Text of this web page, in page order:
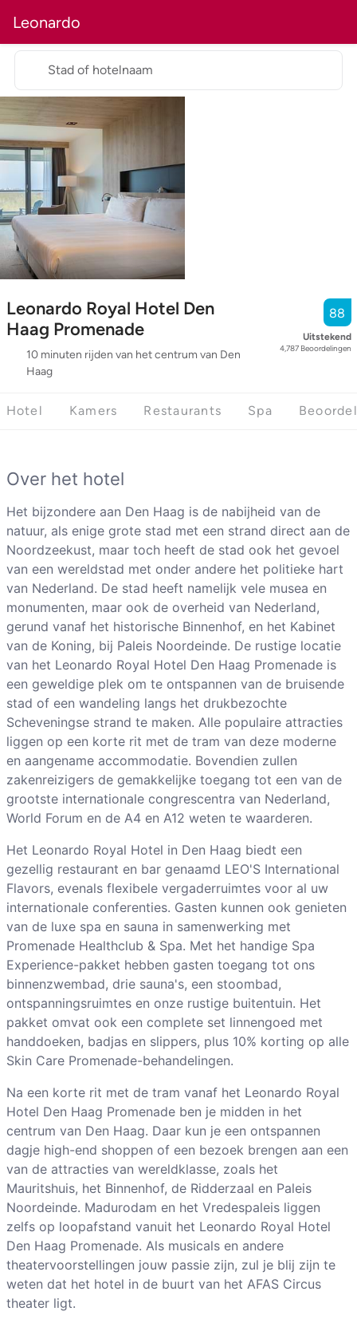
Leonardo
Leonardo Royal Hotel Den
Haag Promenade
10 minuten rijden van het centrum van Den
Haag
88
Uitstekend
4,787 Beoordelingen
Stad of hotelnaam
Hotel Kamers Restaurants Spa
Over het hotel
Het bijzondere aan Den Haag is de nabijheid van de
natuur, als enige grote stad met een strand direct aan de
Noordzeekust, maar toch heeft de stad ook het gevoel
van een wereldstad met onder andere het politieke hart
van Nederland. De stad heeft namelijk vele musea en
monumenten, maar ook de overheid van Nederland,
gerund vanaf het historische Binnenhof, en het Kabinet
van de Koning, bij Paleis Noordeinde. De rustige locatie
van het Leonardo Royal Hotel Den Haag Promenade is
een geweldige plek om te ontspannen van de bruisende
stad of een wandeling langs het drukbezochte
Scheveningse strand te maken. Alle populaire attracties
liggen op een korte rit met de tram van deze moderne
en aangename accommodatie. Bovendien zullen
zakenreizigers de gemakkelijke toegang tot een van de
grootste internationale congrescentra van Nederland,
World Forum en de A4 en A12 weten te waarderen.
Het Leonardo Royal Hotel in Den Haag biedt een
gezellig restaurant en bar genaamd LEO'S International
Flavors, evenals flexibele vergaderruimtes voor al uw
internationale conferenties. Gasten kunnen ook genieten
van de luxe spa en sauna in samenwerking met
Promenade Healthclub & Spa. Met het handige Spa
Experience-pakket hebben gasten toegang tot ons
binnenzwembad, drie sauna's, een stoombad,
ontspanningsruimtes en onze rustige buitentuin. Het
pakket omvat ook een complete set linnengoed met
handdoeken, badjas en slippers, plus 10% korting op alle
Skin Care Promenade-behandelingen.
Na een korte rit met de tram vanaf het Leonardo Royal
Hotel Den Haag Promenade ben je midden in het
centrum van Den Haag. Daar kun je een ontspannen
dagje high-end shoppen of een bezoek brengen aan een
van de attracties van wereldklasse, zoals het
Mauritshuis, het Binnenhof, de Ridderzaal en Paleis
Noordeinde. Madurodam en het Vredespaleis liggen
zelfs op loopafstand vanuit het Leonardo Royal Hotel
Den Haag Promenade. Als musicals en andere
theatervoorstellingen jouw passie zijn, zul je blij zijn te
weten dat het hotel in de buurt van het AFAS Circus
theater ligt.